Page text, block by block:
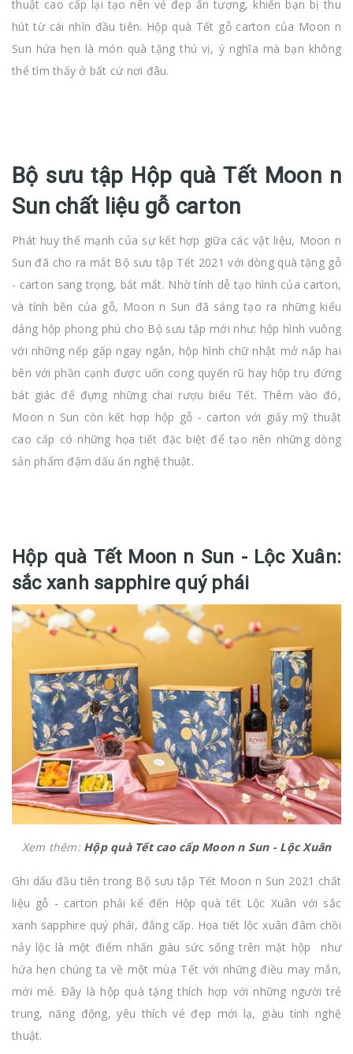
thuật cao cấp lại tạo nên vẻ đẹp ấn tượng, khiến bạn bị thu
hút từ cái nhìn đầu tiên. Hộp quà Tết gỗ carton của Moon n
Sun hứa hẹn là món quà tặng thú vị, ý nghĩa mà bạn không
thể tìm thấy ở bất cứ nơi đâu.
Bộ sưu tập Hộp quà Tết Moon n
Sun chất liệu gỗ carton
Phát huy thế mạnh của sự kết hợp giữa các vật liệu, Moon n
Sun đã cho ra mắt Bộ sưu tập Tết 2021 với dòng quà tặng gỗ
- carton sang trọng, bắt mắt. Nhờ tính dễ tạo hình của carton,
và tính bền của gỗ, Moon n Sun đã sáng tạo ra những kiểu
dáng hộp phong phú cho Bộ sưu tập mới như: hộp hình vuông
với những nếp gấp ngay ngắn, hộp hình chữ nhật mở nắp hai
bên với phần cạnh được uốn cong quyến rũ hay hộp trụ đứng
bát giác để đựng những chai rượu biếu Tết. Thêm vào đó,
Moon n Sun còn kết hợp hộp gỗ - carton với giấy mỹ thuật
cao cấp có những họa tiết đặc biệt để tạo nên những dòng
sản phẩm đậm dấu ấn nghệ thuật.
Hộp quà Tết Moon n Sun - Lộc Xuân:
sắc xanh sapphire quý phái
Xem thêm: Hộp quà Tết cao cấp Moon n Sun - Lộc Xuân
Ghi dấu đầu tiên trong Bộ sưu tập Tết Moon n Sun 2021 chất
liệu gỗ - carton phải kể đến Hộp quà tết Lộc Xuân với sắc
xanh sapphire quý phái, đẳng cấp. Họa tiết lộc xuân đâm chồi
nảy lộc là một điểm nhấn giàu sức sống trên mặt hộp như
hứa hẹn chúng ta về một mùa Tết với những điều may mắn,
mới mẻ. Đây là hộp quà tặng thích hợp với những người trẻ
trung, năng động, yêu thích vẻ đẹp mới lạ, giàu tính nghệ
thuật.